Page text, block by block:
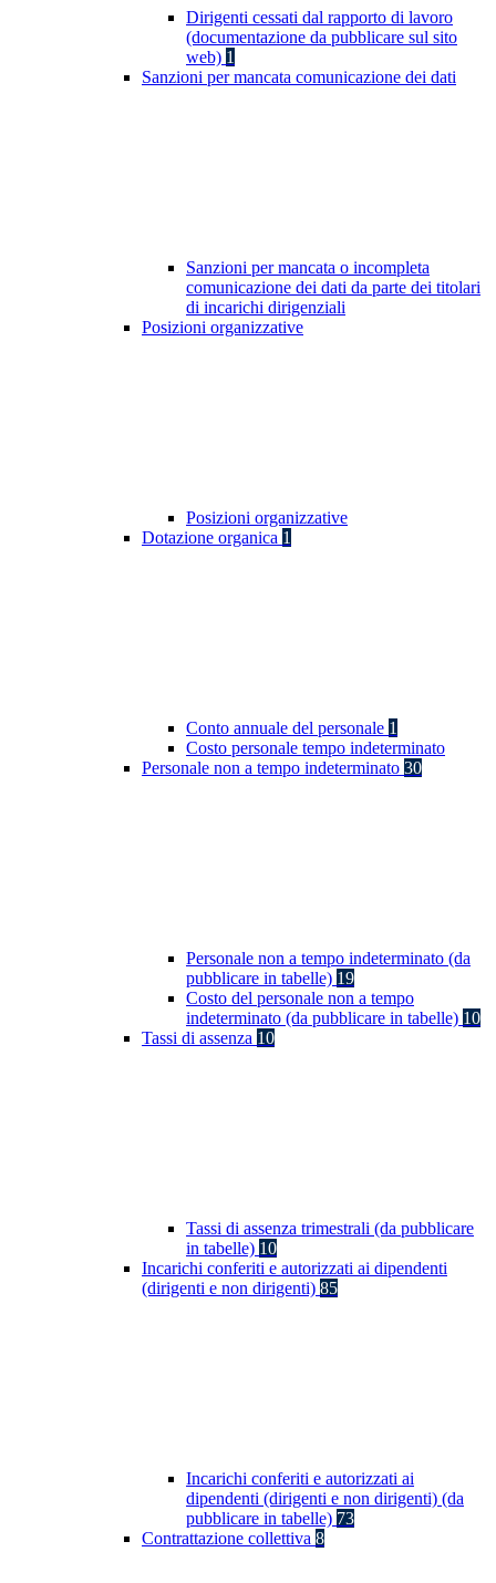
Dirigenti cessati dal rapporto di lavoro
(documentazione da pubblicare sul sito
web) 1
Sanzioni per mancata comunicazione dei dati
Sanzioni per mancata o incompleta
comunicazione dei dati da parte dei titolari
di incarichi dirigenziali
Posizioni organizzative
Posizioni organizzative
Dotazione organica 1
Conto annuale del personale 1
Costo personale tempo indeterminato
Personale non a tempo indeterminato 30
Personale non a tempo indeterminato (da
pubblicare in tabelle) 19
Costo del personale non a tempo
indeterminato (da pubblicare in tabelle) 10
Tassi di assenza 10
Tassi di assenza trimestrali (da pubblicare
in tabelle) 10
Incarichi conferiti e autorizzati ai dipendenti
(dirigenti e non dirigenti) 85
Incarichi conferiti e autorizzati ai
dipendenti (dirigenti e non dirigenti) (da
pubblicare in tabelle) 73
Contrattazione collettiva 8